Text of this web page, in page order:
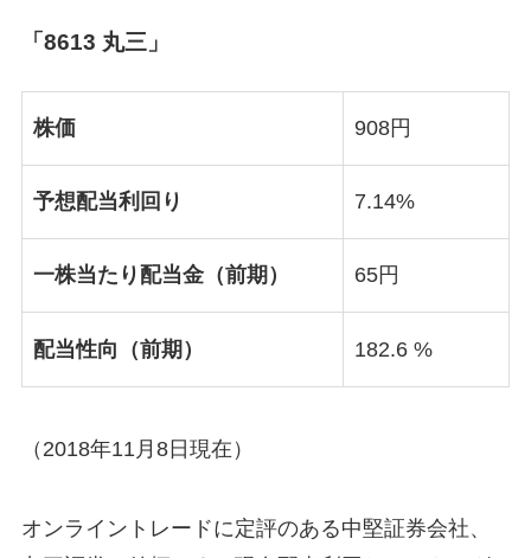
「8613 丸三」
株価 908円
予想配当利回り 7.14%
一株当たり配当金（前期） 65円
配当性向（前期） 182.6 %
（2018年11月8日現在）
オンライントレードに定評のある中堅証券会社、